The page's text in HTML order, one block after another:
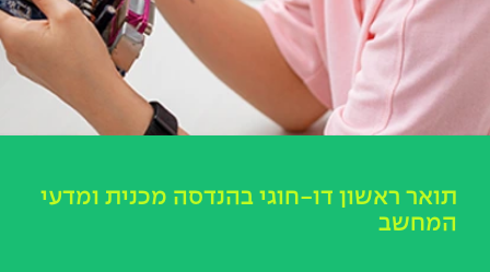
תואר ראשון דו-חוגי בהנדסה מכנית ומדעי
המחשב